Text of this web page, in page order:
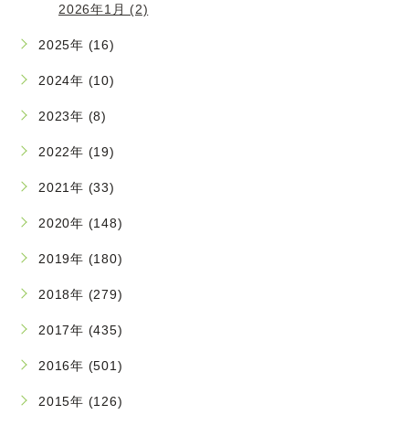
2026年1月 (2)
2025年 (16)
2024年 (10)
2023年 (8)
2022年 (19)
2021年 (33)
2020年 (148)
2019年 (180)
2018年 (279)
2017年 (435)
2016年 (501)
2015年 (126)